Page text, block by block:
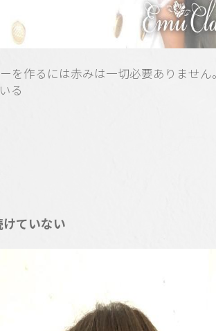
を作るには赤みは一切必要ありません
る
ていない